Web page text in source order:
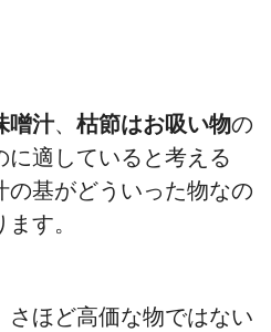
噌汁、 枯節はお吸い物の
に適していると考える
の基がどういった物なの
す。
さほど高価な物ではない